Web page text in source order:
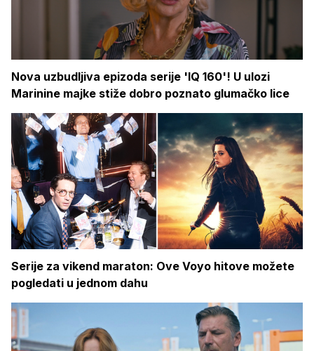
Nova uzbudljiva epizoda serije 'IQ 160'! U ulozi
Marinine majke stiže dobro poznato glumačko lice
Serije za vikend maraton: Ove Voyo hitove možete
pogledati u jednom dahu